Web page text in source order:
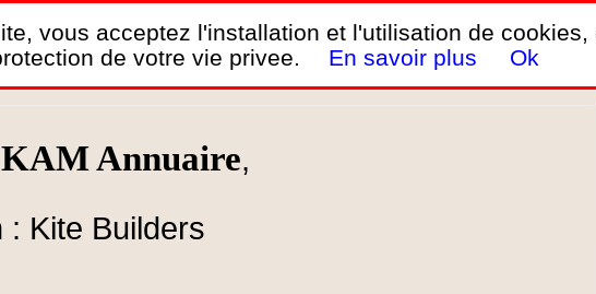
Annuaire,
Kite Builders
vous acceptez l'installation et l'utilisation de
de votre vie privee.
En savoir plus Ok